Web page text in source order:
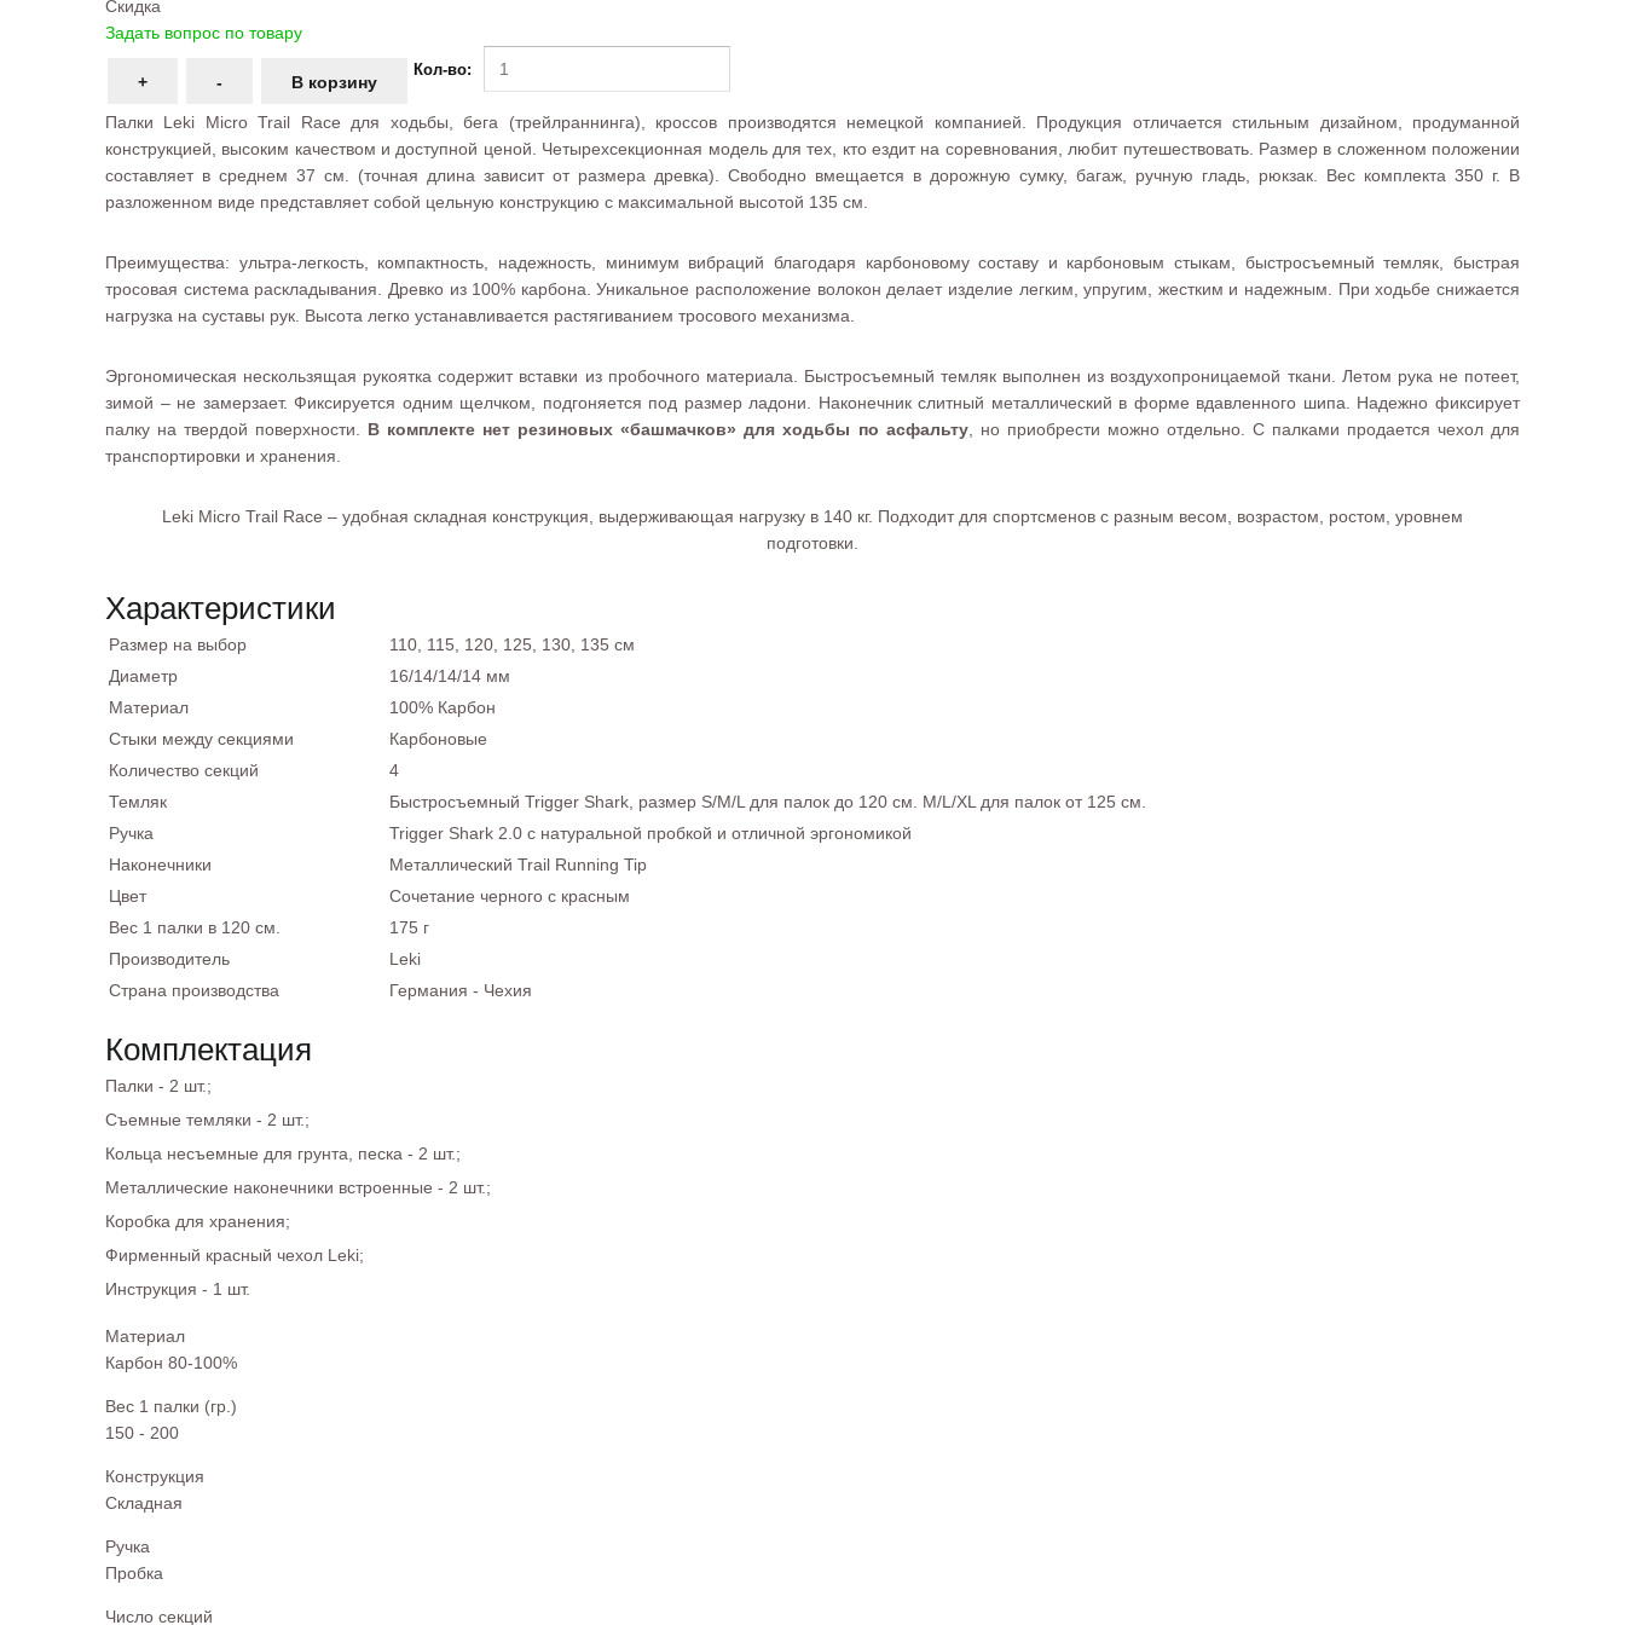
Скидка
Задать вопрос по товару
Кол-во:
Палки Leki Micro Trail Race для ходьбы, бега (трейлраннинга), кроссов производятся немецкой компанией. Продукция отличается стильным дизайном, продуманной
конструкцией, высоким качеством и доступной ценой. Четырехсекционная модель для тех, кто ездит на соревнования, любит путешествовать. Размер в сложенном положении
составляет в среднем 37 см. (точная длина зависит от размера древка). Свободно вмещается в дорожную сумку, багаж, ручную гладь, рюкзак. Вес комплекта 350 г. В
разложенном виде представляет собой цельную конструкцию с максимальной высотой 135 см.
Преимущества: ультра-легкость, компактность, надежность, минимум вибраций благодаря карбоновому составу и карбоновым стыкам, быстросъемный темляк, быстрая
тросовая система раскладывания. Древко из 100% карбона. Уникальное расположение волокон делает изделие легким, упругим, жестким и надежным. При ходьбе снижается
нагрузка на суставы рук. Высота легко устанавливается растягиванием тросового механизма.
Эргономическая нескользящая рукоятка содержит вставки из пробочного материала. Быстросъемный темляк выполнен из воздухопроницаемой ткани. Летом рука не потеет,
зимой – не замерзает. Фиксируется одним щелчком, подгоняется под размер ладони. Наконечник слитный металлический в форме вдавленного шипа. Надежно фиксирует
палку на твердой поверхности. В комплекте нет резиновых «башмачков» для ходьбы по асфальту, но приобрести можно отдельно. С палками продается чехол для
транспортировки и хранения.
Leki Micro Trail Race – удобная складная конструкция, выдерживающая нагрузку в 140 кг. Подходит для спортсменов с разным весом, возрастом, ростом, уровнем
подготовки.
Характеристики
Размер на выбор
110, 115, 120, 125, 130, 135 см
Диаметр
16/14/14/14 мм
Материал
100% Карбон
Стыки между секциями
Карбоновые
Количество секций
4
Темляк
Быстросъемный Trigger Shark, размер S/M/L для палок до 120 см. M/L/XL для палок от 125 см.
Ручка
Trigger Shark 2.0 c натуральной пробкой и отличной эргономикой
Наконечники
Металлический Trail Running Tip
Цвет
Сочетание черного с красным
Вес 1 палки в 120 см.
175 г
Производитель
Leki
Страна производства
Германия - Чехия
Комплектация
Палки - 2 шт.;
Съемные темляки - 2 шт.;
Кольца несъемные для грунта, песка - 2 шт.;
Металлические наконечники встроенные - 2 шт.;
Коробка для хранения;
Фирменный красный чехол Leki;
Инструкция - 1 шт.
Материал
Карбон 80-100%
Вес 1 палки (гр.)
150 - 200
Конструкция
Складная
Ручка
Пробка
Число секций